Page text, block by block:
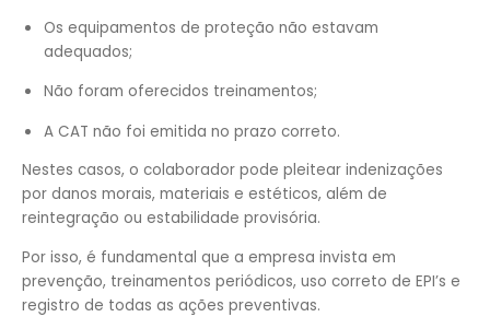
Os equipamentos de proteção não estavam
adequados;
Não foram oferecidos treinamentos;
A CAT não foi emitida no prazo correto.
Nestes casos, o colaborador pode pleitear indenizações
por danos morais, materiais e estéticos, além de
reintegração ou estabilidade provisória.
Por isso, é fundamental que a empresa invista em
prevenção, treinamentos periódicos, uso correto de EPI’s e
registro de todas as ações preventivas.